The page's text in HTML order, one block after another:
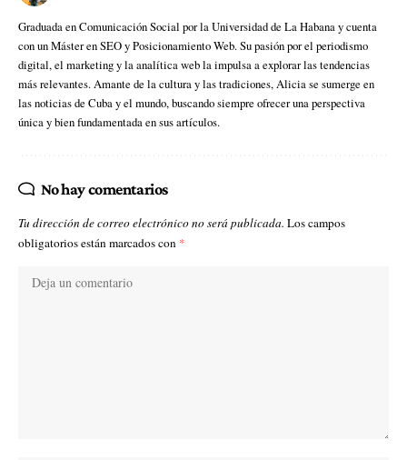
Graduada en Comunicación Social por la Universidad de La Habana y cuenta
con un Máster en SEO y Posicionamiento Web. Su pasión por el periodismo
digital, el marketing y la analítica web la impulsa a explorar las tendencias
más relevantes. Amante de la cultura y las tradiciones, Alicia se sumerge en
las noticias de Cuba y el mundo, buscando siempre ofrecer una perspectiva
única y bien fundamentada en sus artículos.
No hay comentarios
Tu dirección de correo electrónico no será publicada. Los campos
obligatorios están marcados con *